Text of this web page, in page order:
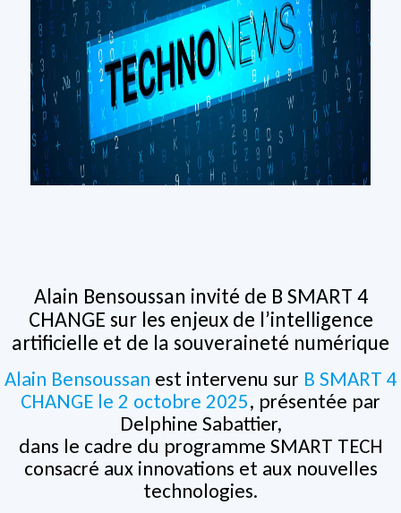
Alain Bensoussan invité de B SMART 4
CHANGE sur les enjeux de l’intelligence
artificielle et de la souveraineté numérique
Alain Bensoussan est intervenu sur B SMART 4
CHANGE le 2 octobre 2025, présentée par
Delphine Sabattier,
dans le cadre du programme SMART TECH
consacré aux innovations et aux nouvelles
technologies.